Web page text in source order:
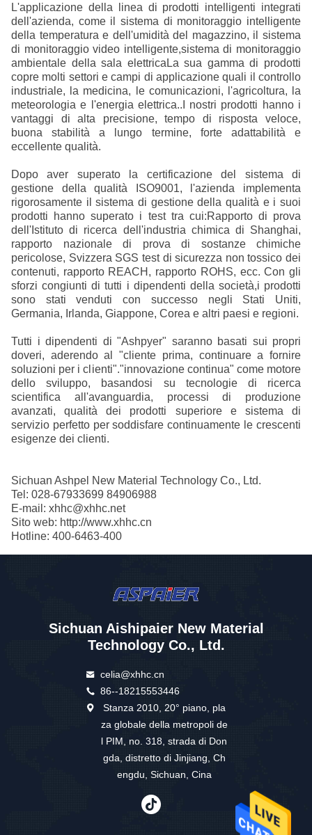
L'applicazione della linea di prodotti intelligenti integrati
dell'azienda, come il sistema di monitoraggio intelligente
della temperatura e dell'umidità del magazzino, il sistema
di monitoraggio video intelligente,sistema di monitoraggio
ambientale della sala elettricaLa sua gamma di prodotti
copre molti settori e campi di applicazione quali il controllo
industriale, la medicina, le comunicazioni, l'agricoltura, la
meteorologia e l'energia elettrica..I nostri prodotti hanno i
vantaggi di alta precisione, tempo di risposta veloce,
buona stabilità a lungo termine, forte adattabilità e
eccellente qualità.
Dopo aver superato la certificazione del sistema di
gestione della qualità ISO9001, l'azienda implementa
rigorosamente il sistema di gestione della qualità e i suoi
prodotti hanno superato i test tra cui:Rapporto di prova
dell'Istituto di ricerca dell'industria chimica di Shanghai,
rapporto nazionale di prova di sostanze chimiche
pericolose, Svizzera SGS test di sicurezza non tossico dei
contenuti, rapporto REACH, rapporto ROHS, ecc. Con gli
sforzi congiunti di tutti i dipendenti della società,i prodotti
sono stati venduti con successo negli Stati Uniti,
Germania, Irlanda, Giappone, Corea e altri paesi e regioni.
Tutti i dipendenti di "Ashpyer" saranno basati sui propri
doveri, aderendo al "cliente prima, continuare a fornire
soluzioni per i clienti"."innovazione continua" come motore
dello sviluppo, basandosi su tecnologie di ricerca
scientifica all'avanguardia, processi di produzione
avanzati, qualità dei prodotti superiore e sistema di
servizio perfetto per soddisfare continuamente le crescenti
esigenze dei clienti.
Sichuan Ashpel New Material Technology Co., Ltd.
Tel: 028-67933699 84906988
E-mail: xhhc@xhhc.net
Sito web: http://www.xhhc.cn
Hotline: 400-6463-400
Sichuan Aishipaier New Material
Technology Co., Ltd.
celia@xhhc.cn
86--18215553446
Stanza 2010, 20° piano, pla
za globale della metropoli de
l PIM, no. 318, strada di Don
gda, distretto di Jinjiang, Ch
engdu, Sichuan, Cina